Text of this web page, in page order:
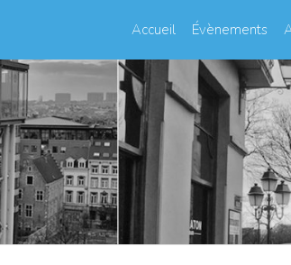
Accueil Évènements